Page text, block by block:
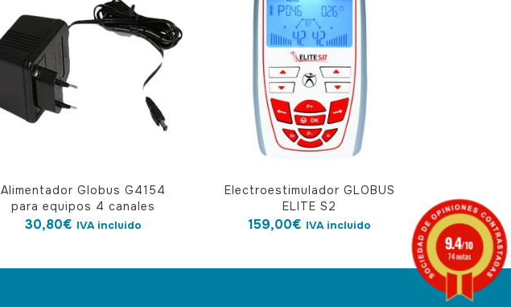
Alimentador Globus G4154
para equipos 4 canales
30,80€ IVA incluido
Electroestimulador GLOBUS
ELITE S2
159,00€ IVA incluido
9.4/10
74 notas